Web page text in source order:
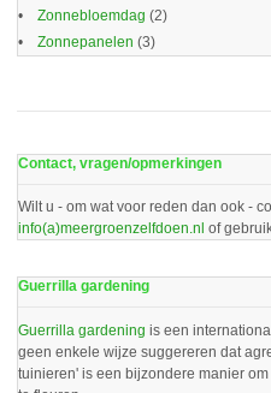
Zonnebloemdag (2)
Zonnepanelen (3)
Contact, vragen/opmerkingen
Wilt u - om wat voor reden dan ook -
info(a)meergroenzelfdoen.nl of
Guerrilla gardening
Guerrilla gardening is een
geen enkele wijze suggereren dat
tuinieren' is een bijzondere manier